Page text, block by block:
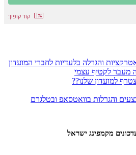
קוד קופון:
והגרלה בלעדיות לחברי המועדון
מעבר לקטיף עצמי
למועדון שלנו??
והגרלות בוואטסאפ ובטלגרם